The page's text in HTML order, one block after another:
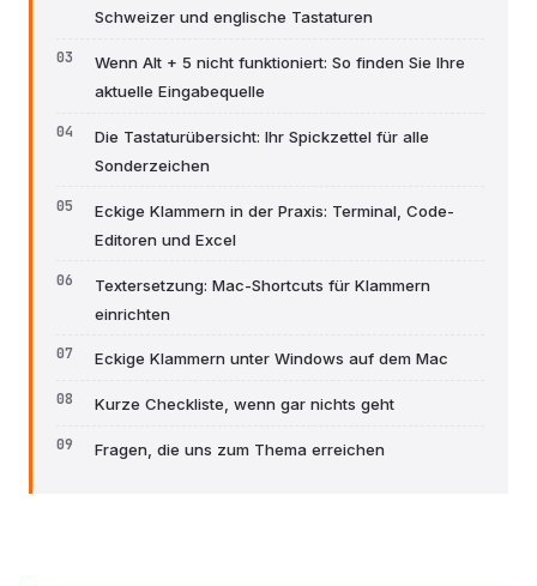
Schweizer und englische Tastaturen
Wenn Alt + 5 nicht funktioniert: So finden Sie Ihre
aktuelle Eingabequelle
Die Tastaturübersicht: Ihr Spickzettel für alle
Sonderzeichen
Eckige Klammern in der Praxis: Terminal, Code-
Editoren und Excel
Textersetzung: Mac-Shortcuts für Klammern
einrichten
Eckige Klammern unter Windows auf dem Mac
Kurze Checkliste, wenn gar nichts geht
Fragen, die uns zum Thema erreichen